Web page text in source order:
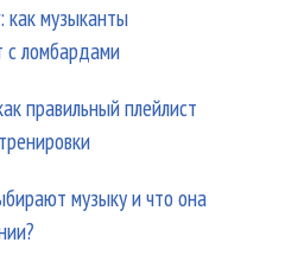
как музыканты
с ломбардами
правильный плейлист
музыку и что она